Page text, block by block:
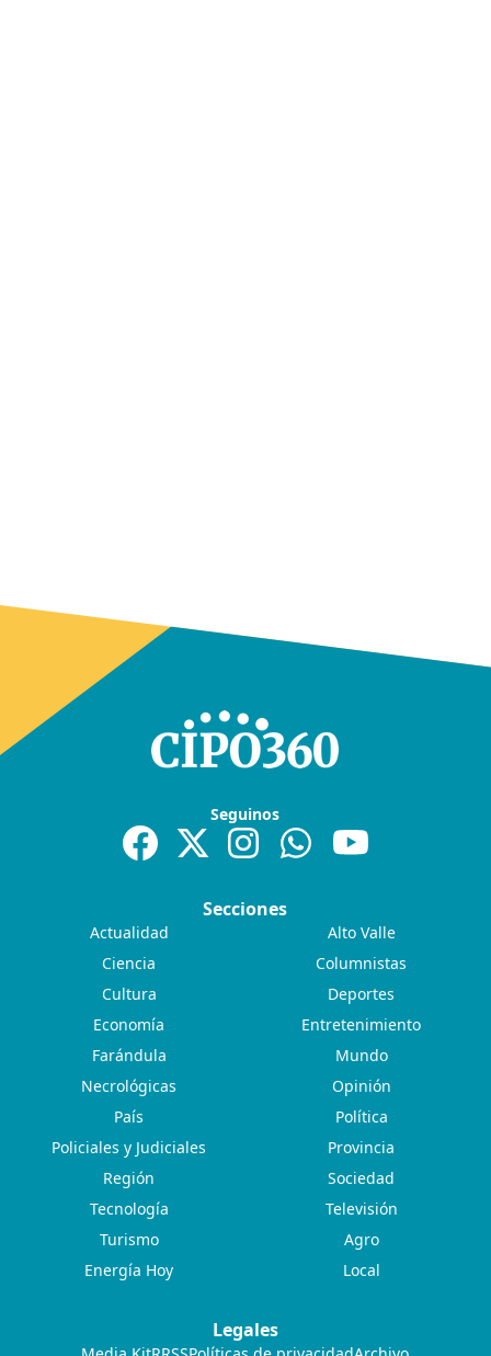
Seguinos
Secciones
Actualidad
Alto Valle
Ciencia
Columnistas
Cultura
Deportes
Economía
Entretenimiento
Farándula
Mundo
Necrológicas
Opinión
País
Política
Policiales y Judiciales
Provincia
Región
Sociedad
Tecnología
Televisión
Turismo
Agro
Energía Hoy
Local
Legales